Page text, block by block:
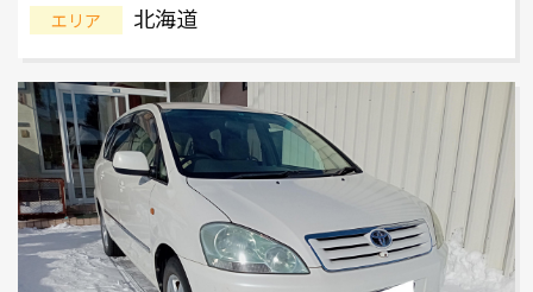
エリア 北海道